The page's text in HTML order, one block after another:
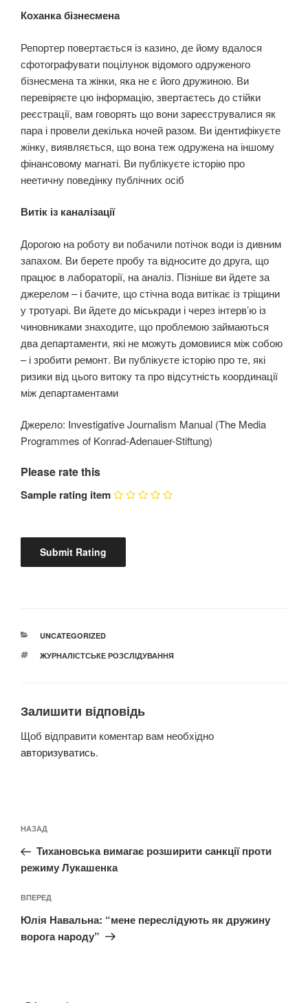
Коханка бізнесмена
Репортер повертається із казино, де йому вдалося
сфотографувати поцілунок відомого одруженого
бізнесмена та жінки, яка не є його дружиною. Ви
перевіряєте цю інформацію, звертаєтесь до стійки
реєстрації, вам говорять що вони зареєструвалися як
пара і провели декілька ночей разом. Ви ідентифікуєте
жінку, виявляється, що вона теж одружена на іншому
фінансовому магнаті. Ви публікуєте історію про
неетичну поведінку публічних осіб
Витік із каналізації
Дорогою на роботу ви побачили потічок води із дивним
запахом. Ви берете пробу та відносите до друга, що
працює в лабораторії, на аналіз. Пізніше ви йдете за
джерелом – і бачите, що стічна вода витікає із тріщини
у тротуарі. Ви йдете до міськради і через інтерв’ю із
чиновниками знаходите, що проблемою займаються
два департаменти, які не можуть домовиися між собою
– і зробити ремонт. Ви публікуєте історію про те, які
ризики від цього витоку та про відсутність координації
між департаментами
Джерело: Investigative Journalism Manual (The Media
Programmes of Konrad-Adenauer-Stiftung)
Please rate this
Sample rating item
КАТЕГОРІЇ
UNCATEGORIZED
ПОЗНАЧКИ
ЖУРНАЛІСТСЬКЕ РОЗСЛІДУВАННЯ
Залишити відповідь
Щоб відправити коментар вам необхідно
авторизуватись.
записів
Попередній
запис:
НАЗАД
Тихановська вимагає розширити санкції проти
режиму Лукашенка
Наступний
запис
ВПЕРЕД
Юлія Навальна: “мене переслідують як дружину
ворога народу”